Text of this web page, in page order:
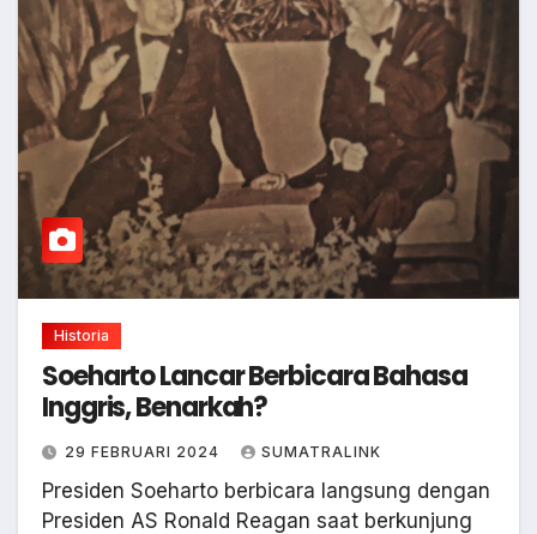
Historia
Soeharto Lancar Berbicara Bahasa
Inggris, Benarkah?
29 FEBRUARI 2024 SUMATRALINK
Presiden Soeharto berbicara langsung dengan
Presiden AS Ronald Reagan saat berkunjung